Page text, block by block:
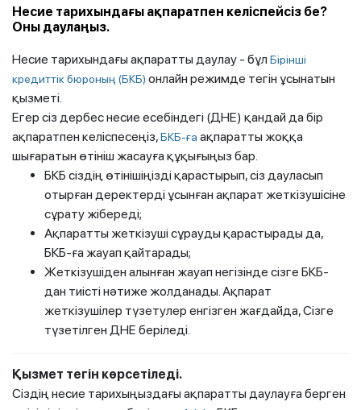
Несие тарихындағы ақпаратпен келіспейсіз бе?
Оны даулаңыз.
Несие тарихындағы ақпаратты даулау - бұлБірінші
кредиттік бюроның (БКБ) онлайн режимде тегін ұсынатын
қызметі.
Егер сіз дербес несие есебіндегі (ДНЕ) қандай да бір
ақпаратпен келіспесеңіз,БКБ-ға ақпаратты жоққа
шығаратын өтініш жасауға құқығыңыз бар.
БКБ сіздің өтінішіңізді қарастырып, сіз дауласып
отырған деректерді ұсынған ақпарат жеткізушісіне
сұрату жібереді;
Ақпаратты жеткізуші сұрауды қарастырады да,
БКБ-ға жауап қайтарады;
Жеткізушіден алынған жауап негізінде сізге БКБ-
дан тиісті нәтиже жолданады. Ақпарат
жеткізушілер түзетулер енгізген жағдайда, Сізге
түзетілген ДНЕ беріледі.
Қызмет тегін көрсетіледі.
Сіздің несие тарихыңыздағы ақпаратты даулауға берген